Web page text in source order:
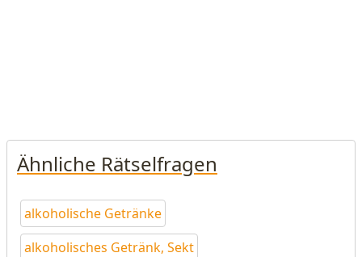
Ähnliche Rätselfragen
alkoholische Getränke
alkoholisches Getränk, Sekt